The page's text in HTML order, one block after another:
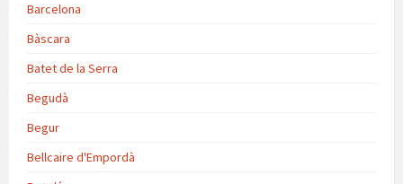
Barcelona
Bàscara
Batet de la Serra
Begudà
Begur
Bellcaire d'Empordà